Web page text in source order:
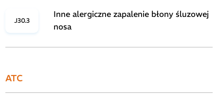
J30.3
Inne alergiczne zapalenie błony śluzowej
nosa
ATC